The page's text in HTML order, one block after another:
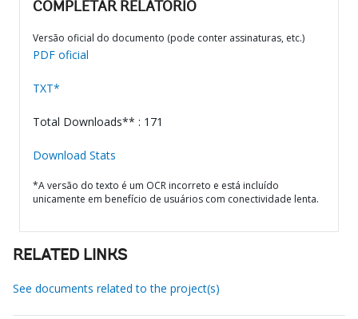
COMPLETAR RELATÓRIO
Versão oficial do documento (pode conter assinaturas, etc.)
PDF oficial
TXT*
Total Downloads** : 171
Download Stats
*A versão do texto é um OCR incorreto e está incluído
unicamente em benefício de usuários com conectividade lenta.
RELATED LINKS
See documents related to the project(s)